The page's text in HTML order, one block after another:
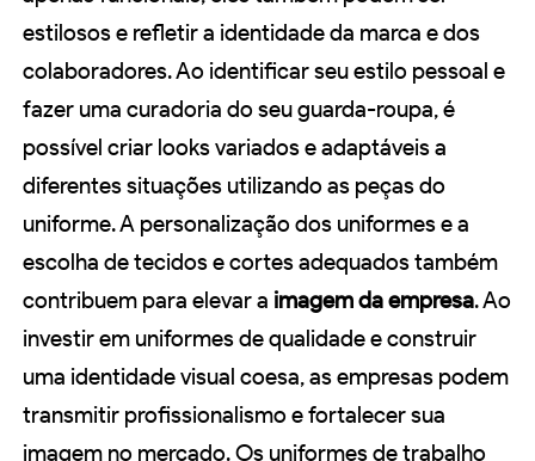
estilosos e refletir a identidade da marca e dos
colaboradores. Ao identificar seu estilo pessoal e
fazer uma curadoria do seu guarda-roupa, é
possível criar looks variados e adaptáveis a
diferentes situações utilizando as peças do
uniforme. A personalização dos uniformes e a
escolha de tecidos e cortes adequados também
contribuem para elevar a imagem da empresa. Ao
investir em uniformes de qualidade e construir
uma identidade visual coesa, as empresas podem
transmitir profissionalismo e fortalecer sua
imagem no mercado. Os uniformes de trabalho